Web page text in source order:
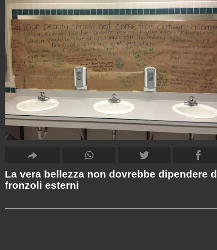
La vera bellezza non dovrebbe dipendere
fronzoli esterni